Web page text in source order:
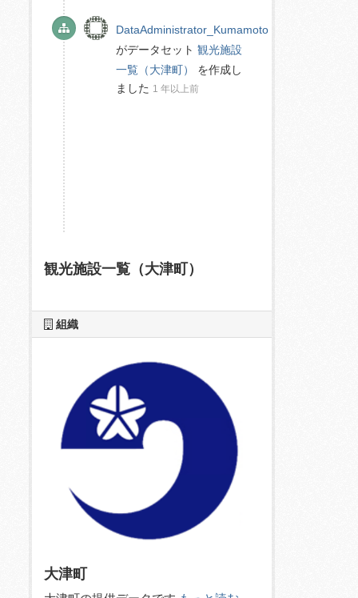
DataAdministrator_Kumamoto
がデータセット 観光施設
一覧（大津町）
を作成し
ました 1 年以上前
観光施設一覧（大津町）
組織
大津町